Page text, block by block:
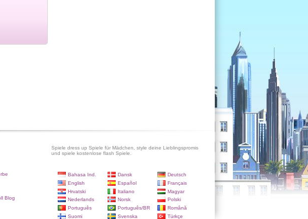
Spiele dress up Spiele für Mädchen, style deine Lieblingspromis
und spiele kostenlose flash Spiele.
Blog
Bahasa Ind. Dansk
Deutsch
English
Español
Français
Hrvatski
Italiano
Magyar
Nederlands
Norsk
Polski
Português
Português/BR
Română
Suomi
Svenska Türkçe